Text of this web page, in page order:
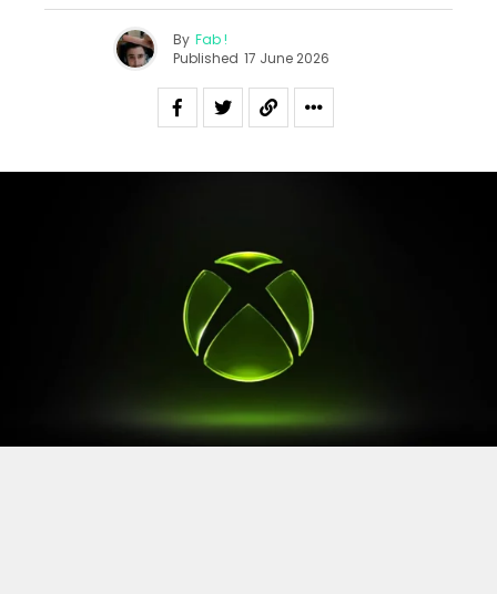
By Fab !
Published 17 June 2026